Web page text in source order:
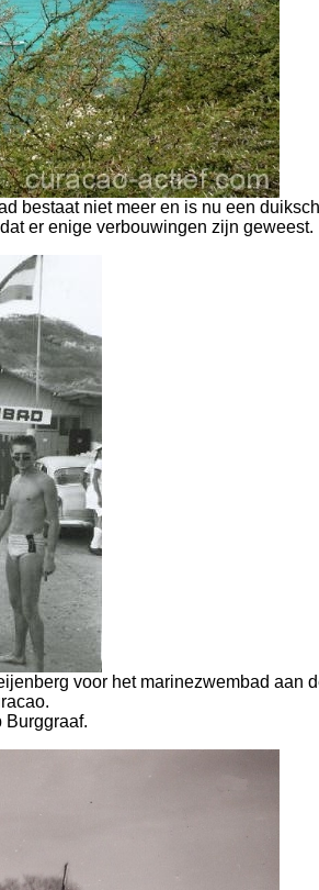
bestaat niet meer en is nu een
er enige verbouwingen zijn geweest.
voor het marinezwembad aan
Burggraaf.